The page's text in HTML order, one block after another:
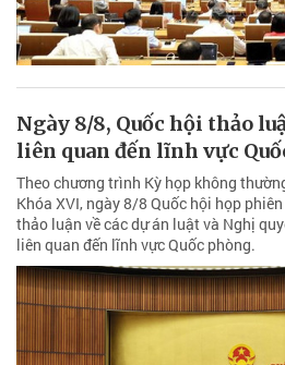
Ngày 8/8, Quốc hội thảo
liên quan đến lĩnh vực
Theo chương trình Kỳ họp không
Khóa XVI, ngày 8/8 Quốc hội họp
thảo luận về các dự án luật và Nghị
liên quan đến lĩnh vực Quốc phòng.